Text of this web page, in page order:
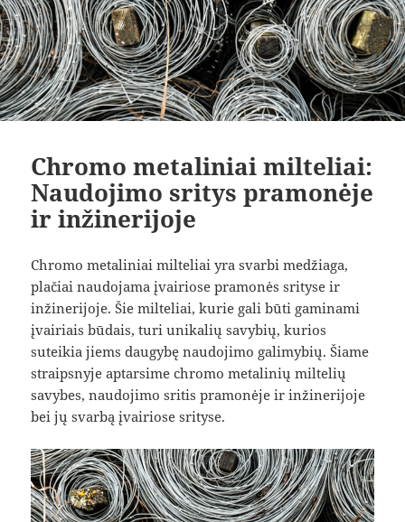
Chromo metaliniai milteliai:
Naudojimo sritys pramonėje
ir inžinerijoje
Chromo metaliniai milteliai yra svarbi medžiaga,
plačiai naudojama įvairiose pramonės srityse ir
inžinerijoje. Šie milteliai, kurie gali būti gaminami
įvairiais būdais, turi unikalių savybių, kurios
suteikia jiems daugybę naudojimo galimybių. Šiame
straipsnyje aptarsime chromo metalinių miltelių
savybes, naudojimo sritis pramonėje ir inžinerijoje
bei jų svarbą įvairiose srityse.